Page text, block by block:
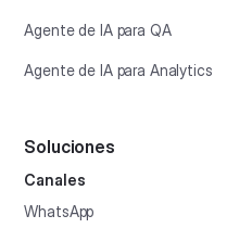
Agente de IA para QA
Agente de IA para Analytics
Soluciones
Canales
WhatsApp